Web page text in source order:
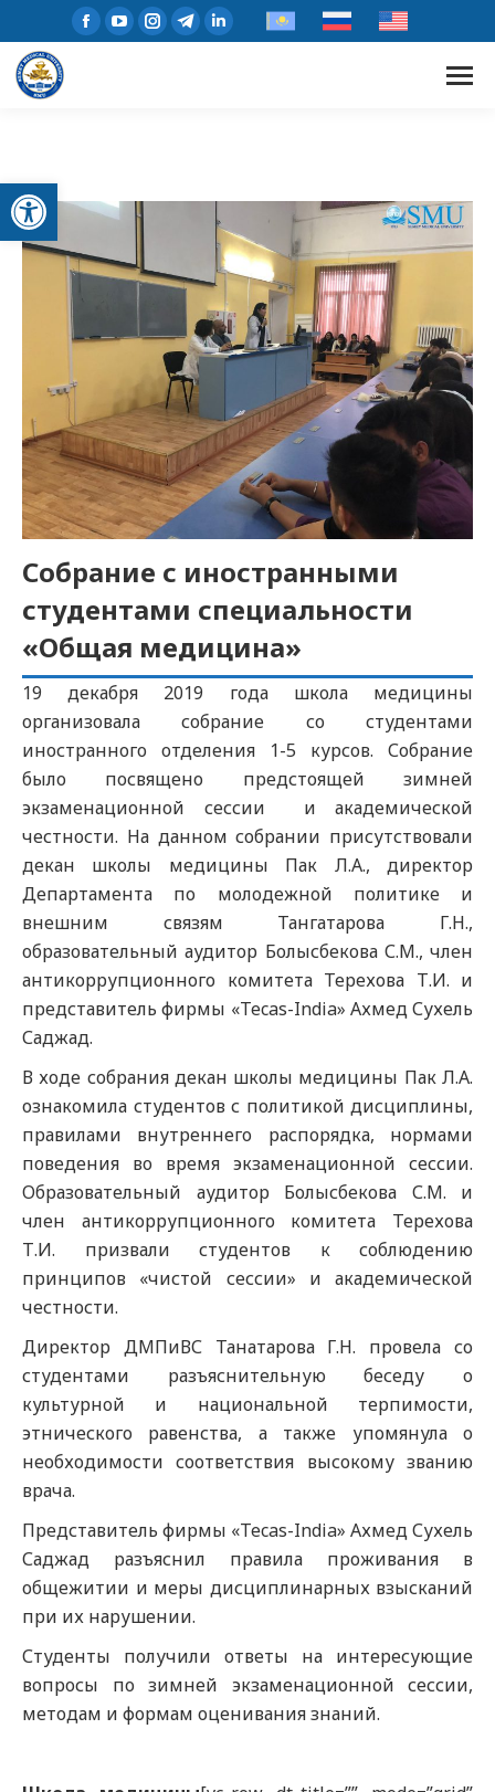
Открыть панель инструментов
Собрание с иностранными
студентами специальности
«Общая медицина»
19 декабря 2019 года школа медицины
организовала собрание со студентами
иностранного отделения 1-5 курсов. Собрание
было посвящено предстоящей зимней
экзаменационной сессии и академической
честности. На данном собрании присутствовали
декан школы медицины Пак Л.А., директор
Департамента по молодежной политике и
внешним связям Тангатарова Г.Н.,
образовательный аудитор Болысбекова С.М., член
антикоррупционного комитета Терехова Т.И. и
представитель фирмы «Tecas-India» Ахмед Сухель
Саджад.
В ходе собрания декан школы медицины Пак Л.А.
ознакомила студентов с политикой дисциплины,
правилами внутреннего распорядка, нормами
поведения во время экзаменационной сессии.
Образовательный аудитор Болысбекова С.М. и
член антикоррупционного комитета Терехова
Т.И. призвали студентов к соблюдению
принципов «чистой сессии» и академической
честности.
Директор ДМПиВС Танатарова Г.Н. провела со
студентами разъяснительную беседу о
культурной и национальной терпимости,
этнического равенства, а также упомянула о
необходимости соответствия высокому званию
врача.
Представитель фирмы «Tecas-India» Ахмед Сухель
Саджад разъяснил правила проживания в
общежитии и меры дисциплинарных взысканий
при их нарушении.
Студенты получили ответы на интересующие
вопросы по зимней экзаменационной сессии,
методам и формам оценивания знаний.